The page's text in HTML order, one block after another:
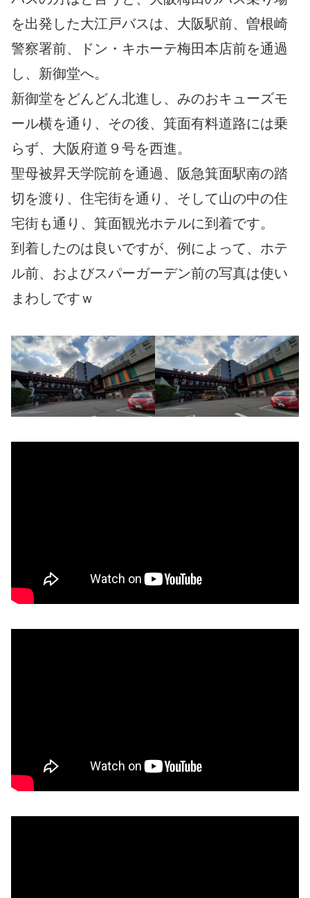
を出発した大江戸バスは、大阪駅前、曽根崎
警察署前、ドン・キホーテ梅田本店前を通過
し、新御堂へ。
新御堂をどんどん北進し、みのおキューズモ
ール横を通り、その後、箕面有料道路には乗
らず、大阪府道９号を西進。
聖母被昇天学院前を通過、阪急箕面駅南の踏
切を渡り、住宅街を通り、そして山の中の住
宅街も通り、箕面観光ホテルに到着です。
到着したのは良いですが、例によって、ホテ
ル前、およびスパーガーデン前の写真は使い
まわしですｗ